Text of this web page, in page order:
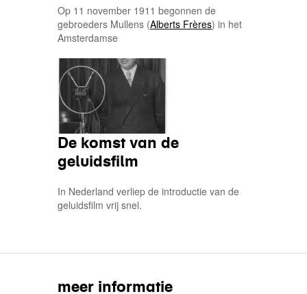
Op 11 november 1911 begonnen de
gebroeders Mullens (Alberts Frères) in het
Amsterdamse
De komst van de
geluidsfilm
In Nederland verliep de introductie van de
geluidsfilm vrij snel.
meer informatie